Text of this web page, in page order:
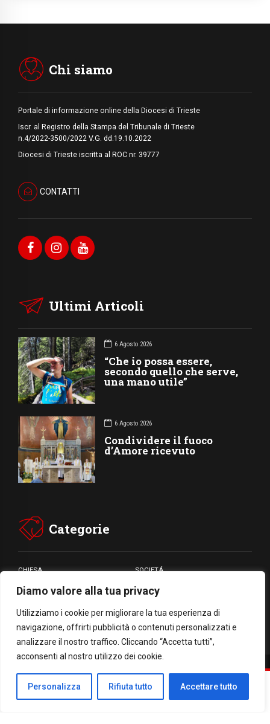
Diamo valore alla tua privacy
Utilizziamo i cookie per migliorare la tua esperienza di
navigazione, offrirti pubblicità o contenuti personalizzati e
analizzare il nostro traffico. Cliccando “Accetta tutti”,
acconsenti al nostro utilizzo dei cookie.
Personalizza Rifiuta tutto Accettare tutto
una prova difficile
Chi siamo
Portale di informazione online della Diocesi di Trieste
Iscr. al Registro della Stampa del Tribunale di Trieste
n.4/2022-3500/2022 V.G. dd.19.10.2022
Diocesi di Trieste iscritta al ROC nr. 39777
CONTATTI
Ultimi Articoli
6 Agosto 2026
“Che io possa essere,
secondo quello che serve,
una mano utile”
6 Agosto 2026
Condividere il fuoco
d’Amore ricevuto
Categorie
CHIESA SOCIETÁ
CARITÁ GIUBILEO
CULTURA MEDIA
Facebook
WhatsApp
Threads
Email
Condividi